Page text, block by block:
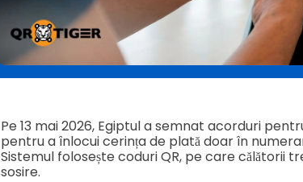
Pe 13 mai 2026, Egiptul a semnat acorduri
pentru a înlocui cerința de plată doar în
Sistemul folosește coduri QR, pe care călătorii
sosire.